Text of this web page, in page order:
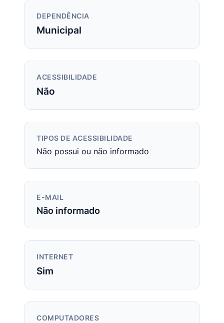
DEPENDÊNCIA
Municipal
ACESSIBILIDADE
Não
TIPOS DE ACESSIBILIDADE
Não possui ou não informado
E-MAIL
Não informado
INTERNET
Sim
COMPUTADORES